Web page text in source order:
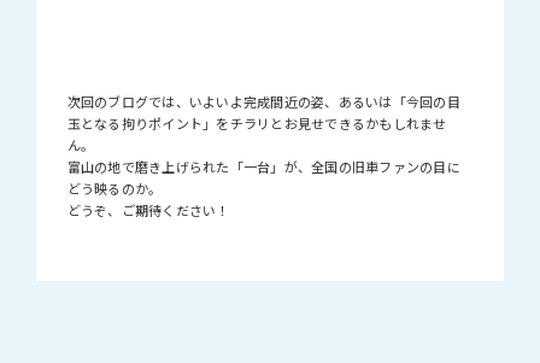
次回のブログでは、いよいよ完成間近の姿、あるいは「今回の目
玉となる拘りポイント」をチラリとお見せできるかもしれませ
ん。
富山の地で磨き上げられた「一台」が、全国の旧車ファンの目に
どう映るのか。
どうぞ、ご期待ください！